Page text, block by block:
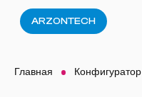
ARZONTECH
Главная Конфигуратор